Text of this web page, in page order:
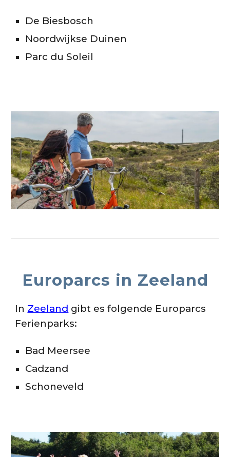
De Biesbosch
Noordwijkse Duinen
Parc du Soleil
Europarcs in Zeeland
In Zeeland gibt es folgende Europarcs
Ferienparks:
Bad Meersee
Cadzand
Schoneveld